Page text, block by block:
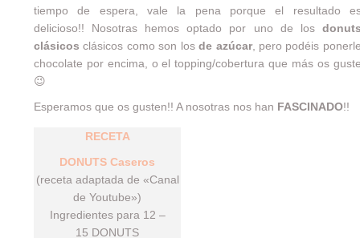
tiempo de espera, vale la pena porque el resultado
delicioso!! Nosotras hemos optado por uno de los
clásicos clásicos como son losde azúcar, pero podéis
chocolate por encima, o el topping/cobertura que más os
😉
Esperamos que os gusten!! A nosotras nos han FASCINADO!!
RECETA
DONUTS Caseros
(receta adaptada de «Canal
de Youtube»)
Ingredientes para 12 –
15 DONUTS